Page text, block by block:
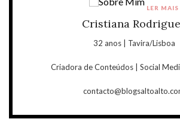
Cristiana
32 anos | Tavira/Lisboa
Criadora de Conteúdos | Social
LER MAIS